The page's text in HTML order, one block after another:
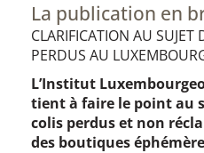
La publication en
CLARIFICATION AU SUJET
PERDUS AU
L’Institut
tient à faire le point au
colis perdus et non
des boutiques